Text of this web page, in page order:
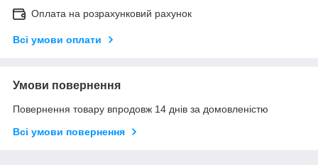
Оплата на розрахунковий рахунок
Всі умови оплати
Умови повернення
Повернення товару впродовж 14 днів за домовленістю
Всі умови повернення